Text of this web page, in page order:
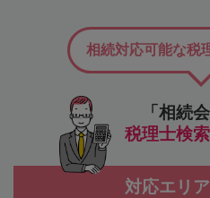
「相続
税理士検
相続対応可能な税
対応エリ